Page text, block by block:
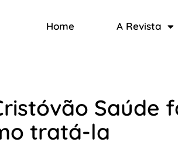
Home A Revista
Saúde
tratá-la